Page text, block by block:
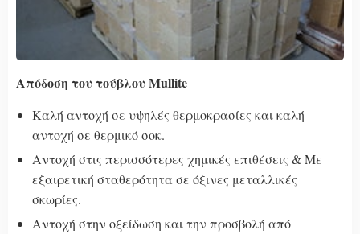
Απόδοση του τούβλου Mullite
Καλή αντοχή σε υψηλές θερμοκρασίες και καλή
αντοχή σε θερμικό σοκ.
Αντοχή στις περισσότερες χημικές επιθέσεις & Με
εξαιρετική σταθερότητα σε όξινες μεταλλικές
σκωρίες.
Αντοχή στην οξείδωση και την προσβολή από